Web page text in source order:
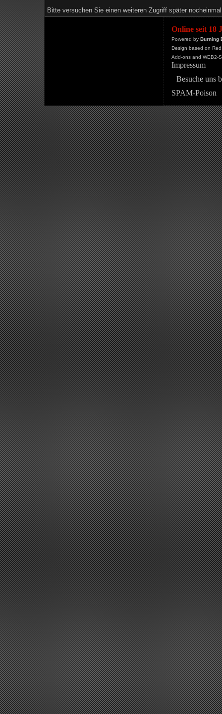
Bitte versuchen Sie einen weiteren Zugriff später
Online seit 18
Powered by Burning
Design based on
Add-ons and WEB2-
Impressum
Besuche uns
SPAM-Poison